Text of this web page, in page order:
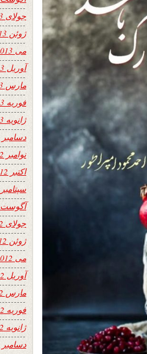
جولای 2013
ژوئن 2013
می 2013
آوریل 2013
مارس 2013
فوریه 2013
ژانویه 2013
دسامبر 2012
نوامبر 2012
اکتبر 2012
سپتامبر 2012
آگوست 2012
جولای 2012
ژوئن 2012
می 2012
آوریل 2012
مارس 2012
فوریه 2012
ژانویه 2012
دسامبر 2011